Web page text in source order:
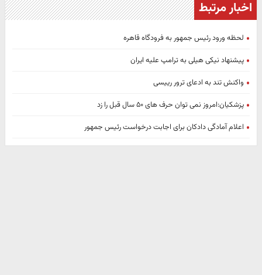
اخبار مرتبط
لحظه ورود رئیس جمهور به فرودگاه قاهره
پیشنهاد نیکی هیلی به ترامپ علیه ایران
واکنش تند به ادعای ترور رییسی
پزشکیان:امروز نمی توان حرف های ۵۰ سال قبل را زد
اعلام آمادگی دادکان برای اجابت درخواست رئیس جمهور